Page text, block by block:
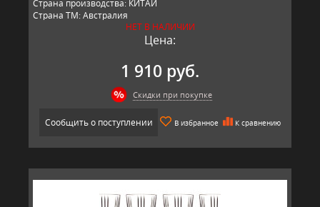
Страна производства: КИТАЙ
Страна ТМ: Австралия
НЕТ В НАЛИЧИИ
Цена:
1 910 руб.
Скидки при покупке
Сообщить о поступлении В избранное К сравнению